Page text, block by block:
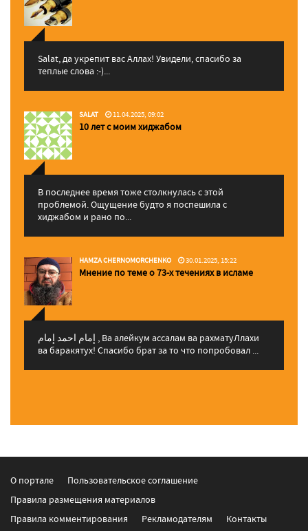
Salat, да укрепит вас Аллаx! Увидели, спасибо за
теплые слова :-)...
SALAT 11.04.2025, 09:02
10 лет с моим хиджабом
В последнее время тоже столкнулась с этой
проблемой. Ощущение будто я поспешила с
хиджабом и рано по...
HAMZA CHERNOMORCHENKO 30.01.2025, 15:22
Мнение по теме о 73-х течениях в исламе
إمام احمد إمام , Ва алейкум ассалам ва рахматуЛлахи
ва баракятух! Спасибо брат за то что попробовал ...
О портале
Пользовательское соглашение
Правила размещения материалов
Правила комментирования
Рекламодателям Контакты